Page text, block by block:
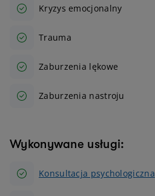
Kryzys emocjonalny
Trauma
Zaburzenia lękowe
Zaburzenia nastroju
Wykonywane usługi:
Konsultacja psychologiczna